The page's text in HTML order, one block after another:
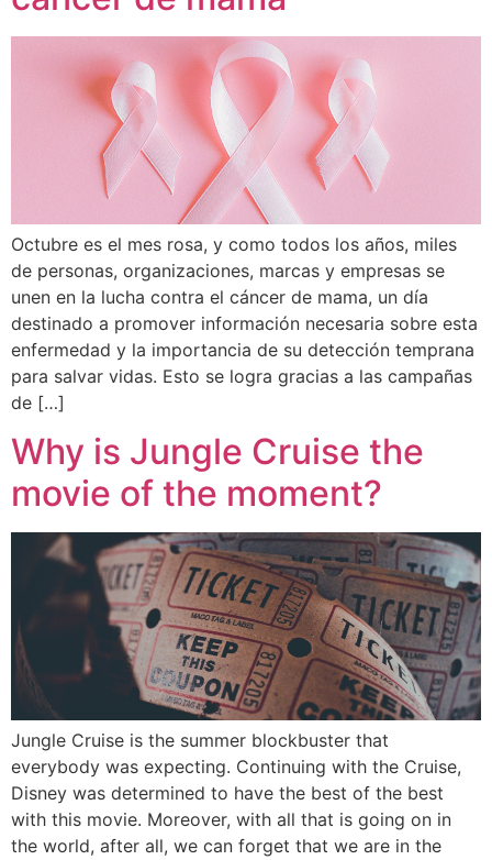
Octubre es el mes rosa, y como todos los años, miles
de personas, organizaciones, marcas y empresas se
unen en la lucha contra el cáncer de mama, un día
destinado a promover información necesaria sobre esta
enfermedad y la importancia de su detección temprana
para salvar vidas. Esto se logra gracias a las campañas
de […]
Why is Jungle Cruise the
movie of the moment?
Jungle Cruise is the summer blockbuster that
everybody was expecting. Continuing with the Cruise,
Disney was determined to have the best of the best
with this movie. Moreover, with all that is going on in
the world, after all, we can forget that we are in the